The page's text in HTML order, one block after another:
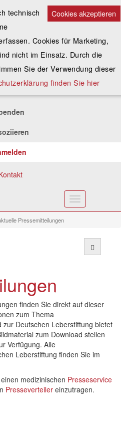
Toggle
navigation
Pressemitteilungen
finden Sie direkt auf dieser
zum Thema
Deutschen Leberstiftung bietet
zum Download stellen
Verfügung. Alle
Leberstiftung finden Sie im
medizinischen Presseservice
Presseverteiler einzutragen.
Cookies akzeptieren
technisch
Cookies für Marketing,
nicht im Einsatz. Durch die
Sie der Verwendung dieser
finden Sie hier